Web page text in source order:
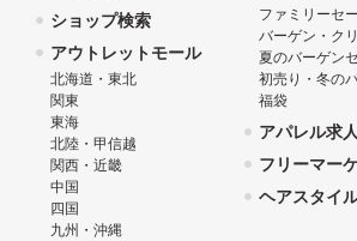
ショップ検索
アウトレットモール
北海道・東北
関東
東海
北陸・甲信越
関西・近畿
中国
四国
九州・沖縄
ファミリーセ
バーゲン・ク
夏のバーゲン
初売り・冬の
福袋
アパレル求
フリーマー
ヘアスタイ